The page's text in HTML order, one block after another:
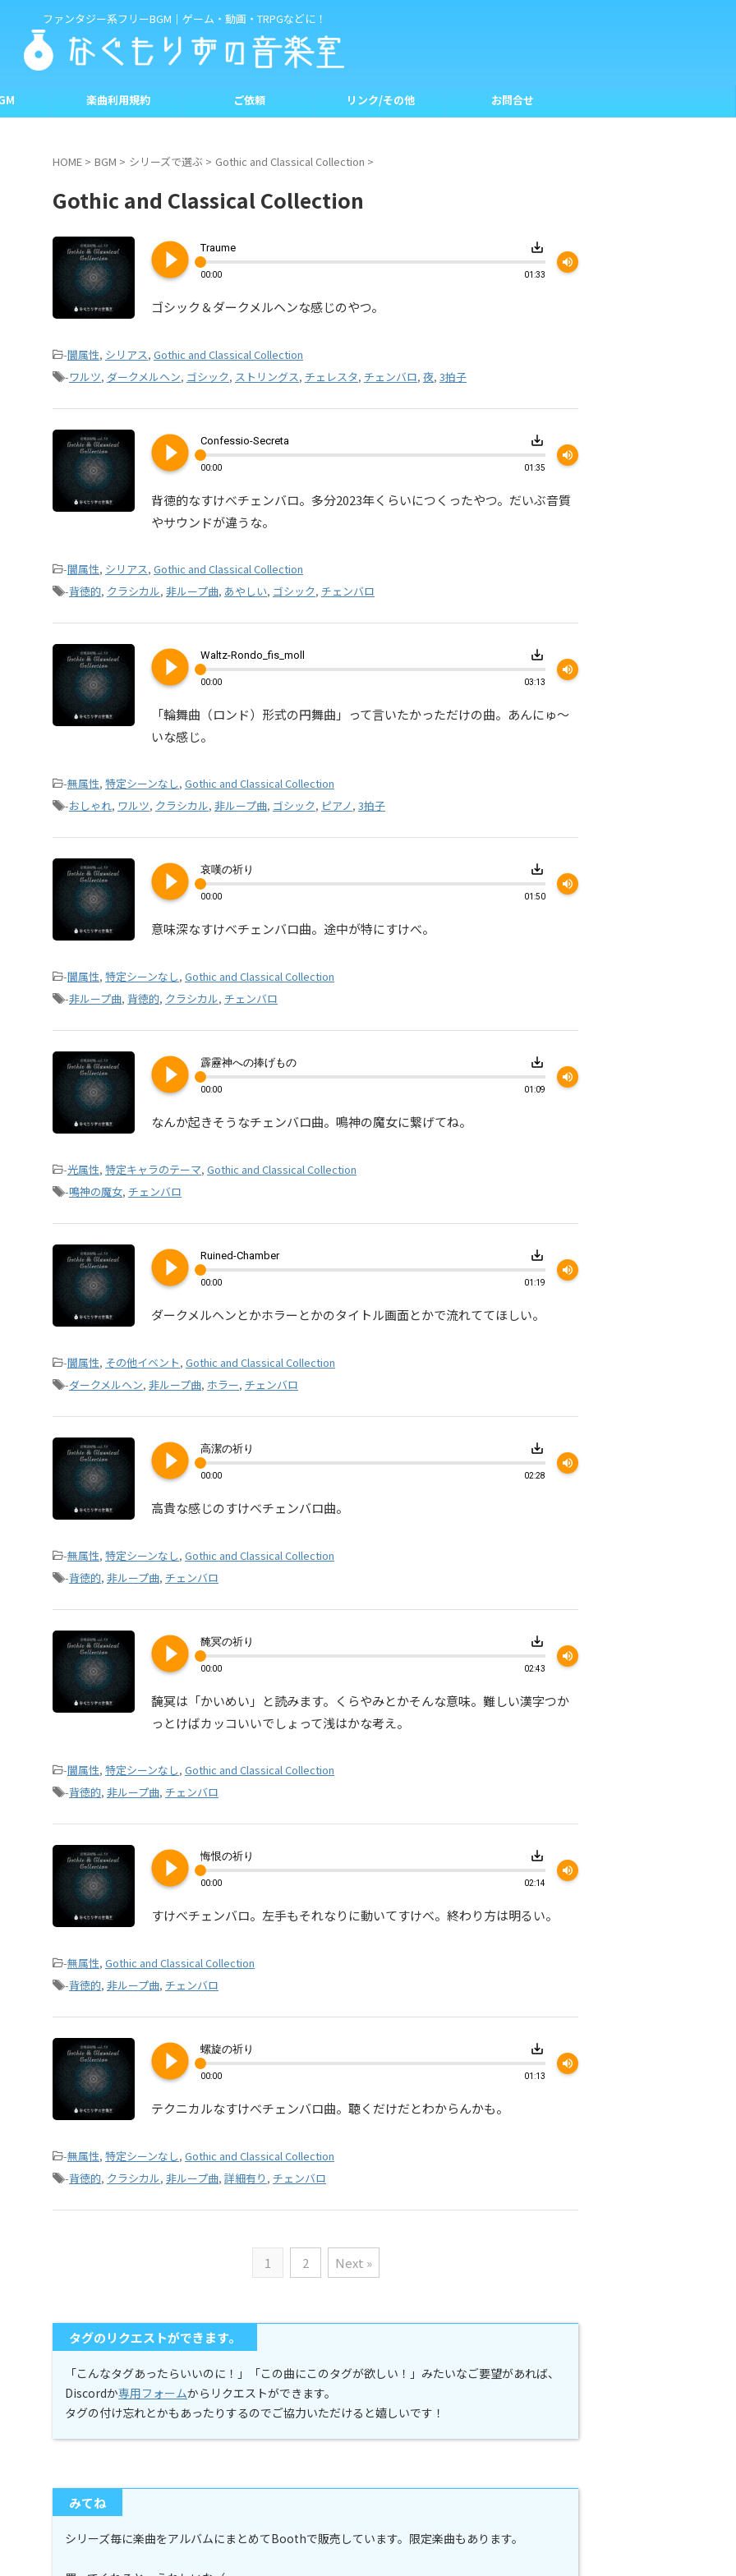
ファンタジー系フリーBGM｜ゲーム・動画・TRPGなどに！
楽曲利用規約 ご依頼 リンク/その他 お問合せ
HOME > BGM > シリーズで選ぶ > Gothic and Classical Collection >
Gothic and Classical Collection
play_circle_filled Traume save_alt
00:00 01:33
volume_up
ゴシック＆ダークメルヘンな感じのやつ。
-闇属性, シリアス, Gothic and Classical Collection
-ワルツ, ダークメルヘン, ゴシック, ストリングス, チェレスタ, チェンバロ, 夜, 3拍子
play_circle_filled Confessio-Secreta save_alt
00:00 01:35
volume_up
背徳的なすけべチェンバロ。多分2023年くらいにつくったやつ。だいぶ音質
やサウンドが違うな。
-闇属性, シリアス, Gothic and Classical Collection
-背徳的, クラシカル, 非ループ曲, あやしい, ゴシック, チェンバロ
play_circle_filled Waltz-Rondo_fis_moll save_alt
00:00 03:13
volume_up
「輪舞曲（ロンド）形式の円舞曲」って言いたかっただけの曲。あんにゅ～
いな感じ。
-無属性, 特定シーンなし, Gothic and Classical Collection
-おしゃれ, ワルツ, クラシカル, 非ループ曲, ゴシック, ピアノ, 3拍子
play_circle_filled 哀嘆の祈り save_alt
00:00 01:50
volume_up
意味深なすけべチェンバロ曲。途中が特にすけべ。
-闇属性, 特定シーンなし, Gothic and Classical Collection
-非ループ曲, 背徳的, クラシカル, チェンバロ
play_circle_filled 霹靂神への捧げもの save_alt
00:00 01:09
volume_up
なんか起きそうなチェンバロ曲。鳴神の魔女に繋げてね。
-光属性, 特定キャラのテーマ, Gothic and Classical Collection
-鳴神の魔女, チェンバロ
play_circle_filled Ruined-Chamber save_alt
00:00 01:19
volume_up
ダークメルヘンとかホラーとかのタイトル画面とかで流れててほしい。
-闇属性, その他イベント, Gothic and Classical Collection
-ダークメルヘン, 非ループ曲, ホラー, チェンバロ
play_circle_filled 高潔の祈り save_alt
00:00 02:28
volume_up
高貴な感じのすけべチェンバロ曲。
-無属性, 特定シーンなし, Gothic and Classical Collection
-背徳的, 非ループ曲, チェンバロ
play_circle_filled 馣冥の祈り save_alt
00:00 02:43
volume_up
馣冥は「かいめい」と読みます。くらやみとかそんな意味。難しい漢字つか
っとけばカッコいいでしょって浅はかな考え。
-闇属性, 特定シーンなし, Gothic and Classical Collection
-背徳的, 非ループ曲, チェンバロ
play_circle_filled 悔恨の祈り save_alt
00:00 02:14
volume_up
すけべチェンバロ。左手もそれなりに動いてすけべ。終わり方は明るい。
-無属性, Gothic and Classical Collection
-背徳的, 非ループ曲, チェンバロ
play_circle_filled 螺旋の祈り save_alt
00:00 01:13
volume_up
テクニカルなすけべチェンバロ曲。聴くだけだとわからんかも。
-無属性, 特定シーンなし, Gothic and Classical Collection
-背徳的, クラシカル, 非ループ曲, 詳細有り , チェンバロ
1 2 Next »
タグのリクエストができます。
「こんなタグあったらいいのに！」「この曲にこのタグが欲しい！」みたいなご要望があれば、
Discordか専用フォームからリクエストができます。
タグの付け忘れとかもあったりするのでご協力いただけると嬉しいです！
みてね
シリーズ毎に楽曲をアルバムにまとめてBoothで販売しています。限定楽曲もあります。